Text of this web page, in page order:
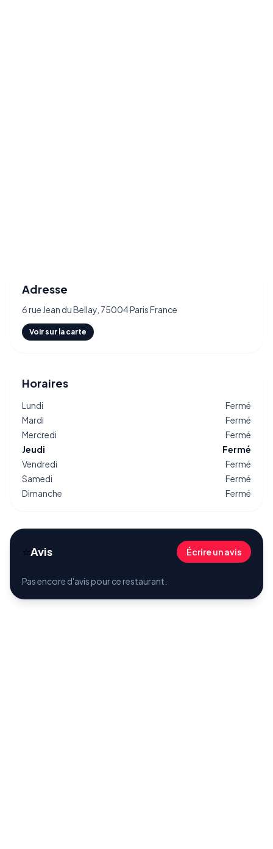
Adresse
6 rue Jean du Bellay, 75004 Paris France
Voir sur la carte
Horaires
Lundi
Fermé
Mardi
Fermé
Mercredi
Fermé
Jeudi
Fermé
Vendredi
Fermé
Samedi
Fermé
Dimanche
Fermé
⭐Avis Écrire un avis
Pas encore d'avis pour ce restaurant.